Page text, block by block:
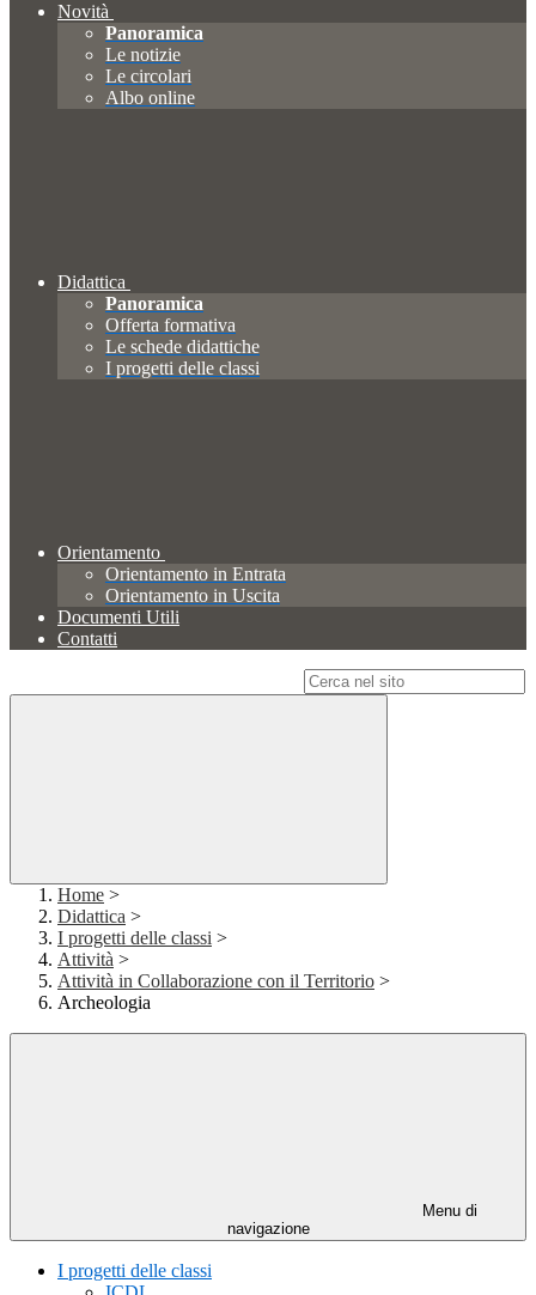
Novità
Panoramica
Le notizie
Le circolari
Albo online
Didattica
Panoramica
Offerta formativa
Le schede didattiche
I progetti delle classi
Orientamento
Orientamento in Entrata
Orientamento in Uscita
Documenti Utili
Contatti
Home >
Didattica >
I progetti delle classi >
Attività >
Attività in Collaborazione con il Territorio >
Archeologia
Menu di
navigazione
I progetti delle classi